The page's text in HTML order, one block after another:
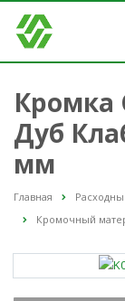
Кромка
Дуб
мм
Главная
Кромочный